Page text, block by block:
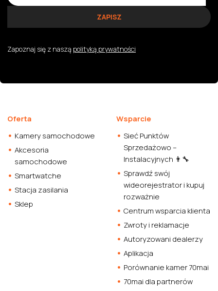
Zapoznaj się z naszą polityką prywatności
Oferta
Kamery samochodowe
Akcesoria
samochodowe
Smartwatche
Stacja zasilania
Sklep
Wsparcie
Sieć Punktów
Sprzedażowo –
Instalacyjnych 👨‍🔧
Sprawdź swój
wideorejestrator i kupuj
rozważnie
Centrum wsparcia klienta
Zwroty i reklamacje
Autoryzowani dealerzy
Aplikacja
Porównanie kamer 70mai
70mai dla partnerów